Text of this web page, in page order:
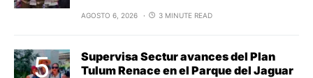
AGOSTO 6, 2026 3 MINUTE READ
Supervisa Sectur avances del Plan
Tulum Renace en el Parque del Jaguar